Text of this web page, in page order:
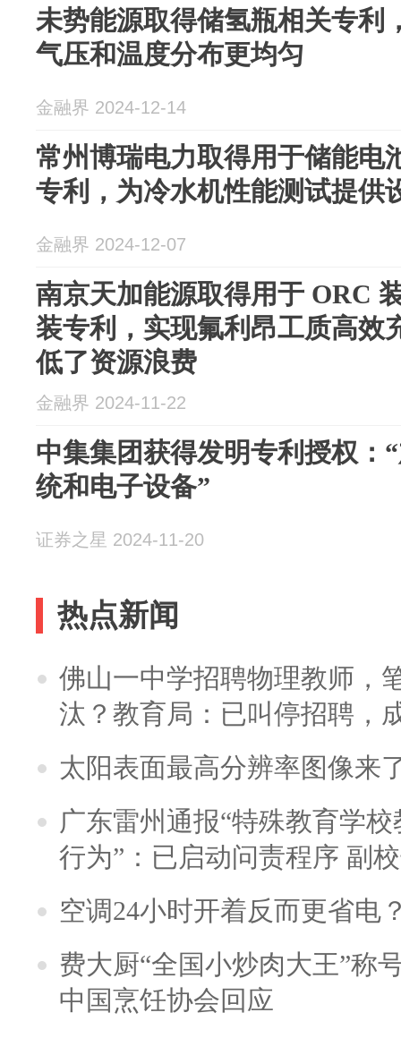
未势能源取得储氢瓶相关专利
气压和温度分布更均匀
金融界 2024-12-14
常州博瑞电力取得用于储能电
专利，为冷水机性能测试提供
金融界 2024-12-07
南京天加能源取得用于 ORC
装专利，实现氟利昂工质高效
低了资源浪费
金融界 2024-11-22
中集集团获得发明专利授权：
统和电子设备”
证券之星 2024-11-20
热点新闻
佛山一中学招聘物理教师，
汰？教育局：已叫停招聘，
太阳表面最高分辨率图像来
广东雷州通报“特殊教育学
行为”：已启动问责程序 副
空调24小时开着反而更省电
费大厨“全国小炒肉大王”称
中国烹饪协会回应